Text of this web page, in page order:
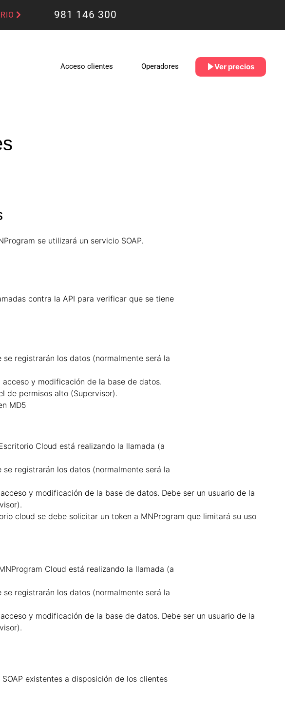
981 146 300
Acceso clientes Operadores Ver precios
se utilizará un servicio SOAP.
contra la API para verificar que se tiene
registrarán los datos (normalmente será la
y modificación de la base de datos.
de permisos alto (Supervisor).
MD5
Cloud está realizando la llamada (a
registrarán los datos (normalmente será la
y modificación de la base de datos. Debe ser un usuario de la
cloud se debe solicitar un token a MNProgram que limitará su uso
Cloud está realizando la llamada (a
registrarán los datos (normalmente será la
y modificación de la base de datos. Debe ser un usuario de la
existentes a disposición de los clientes